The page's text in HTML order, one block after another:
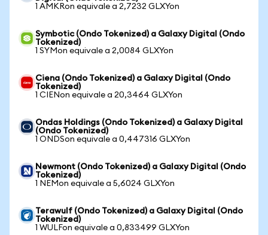
1 AMKRon equivale a 2,7232 GLXYon
Symbotic (Ondo Tokenized) a Galaxy Digital (Ondo
Tokenized)
1 SYMon equivale a 2,0084 GLXYon
Ciena (Ondo Tokenized) a Galaxy Digital (Ondo
Tokenized)
1 CIENon equivale a 20,3464 GLXYon
Ondas Holdings (Ondo Tokenized) a Galaxy Digital
(Ondo Tokenized)
1 ONDSon equivale a 0,447316 GLXYon
Newmont (Ondo Tokenized) a Galaxy Digital (Ondo
Tokenized)
1 NEMon equivale a 5,6024 GLXYon
Terawulf (Ondo Tokenized) a Galaxy Digital (Ondo
Tokenized)
1 WULFon equivale a 0,833499 GLXYon